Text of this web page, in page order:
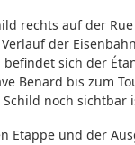
rechts auf der
der
sich der
Benard bis zum
noch sichtbar
Etappe und der